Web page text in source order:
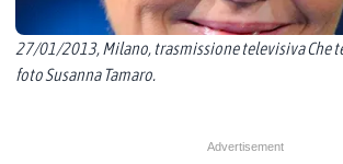
27/01/2013, Milano, trasmissione televisiva Che
foto Susanna Tamaro.